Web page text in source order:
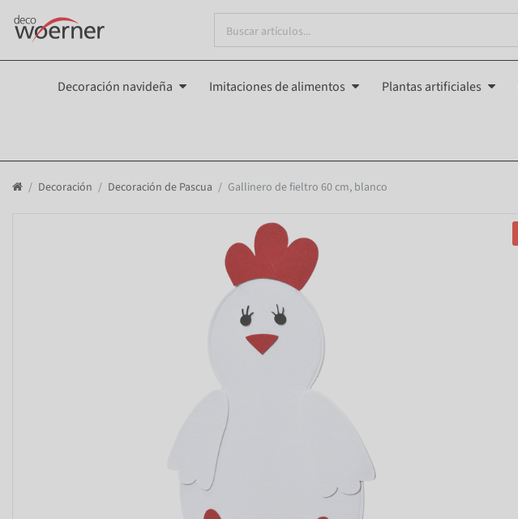
Decoración navideña Imitaciones de alimentos Plantas artificiales
Decoración Decoración de Pascua Gallinero de fieltro 60 cm, blanco